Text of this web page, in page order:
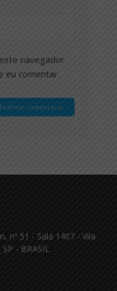
navegador
eu comentar.
nº 51 - Sala 1407 - Vila
- BRASIL